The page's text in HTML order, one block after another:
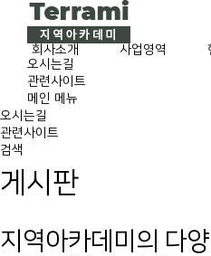
content
회사소개 사업영역
오시는길
관련사이트
메인 메뉴
오시는길
관련사이트
검색
게시판
지역아카데미의 다